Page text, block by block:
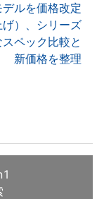
デルを価格改定
げ）、シリーズ
ペック比較と
新価格を整理